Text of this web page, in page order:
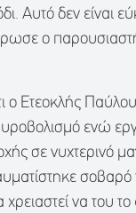
Αυτό δεν είναι
ο
ο Ετεοκλής
ενώ
σε νυχτερινό
σοβαρό
να του